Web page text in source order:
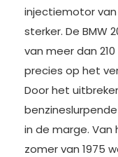
injectiemotor van
sterker. De BMW
van meer dan
precies op het
Door het
in de marge. Van
zomer van 1975